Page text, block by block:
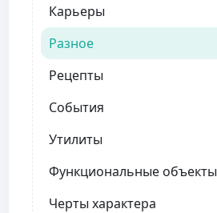
Карьеры
Разное
Рецепты
События
Утилиты
Функциональные объекты
Черты характера